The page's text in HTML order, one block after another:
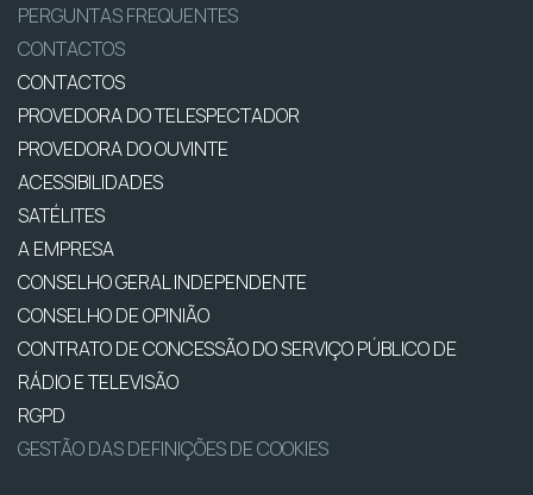
PERGUNTAS FREQUENTES
CONTACTOS
CONTACTOS
PROVEDORA DO TELESPECTADOR
PROVEDORA DO OUVINTE
ACESSIBILIDADES
SATÉLITES
A EMPRESA
CONSELHO GERAL INDEPENDENTE
CONSELHO DE OPINIÃO
CONTRATO DE CONCESSÃO DO SERVIÇO PÚBLICO DE
RÁDIO E TELEVISÃO
RGPD
GESTÃO DAS DEFINIÇÕES DE COOKIES